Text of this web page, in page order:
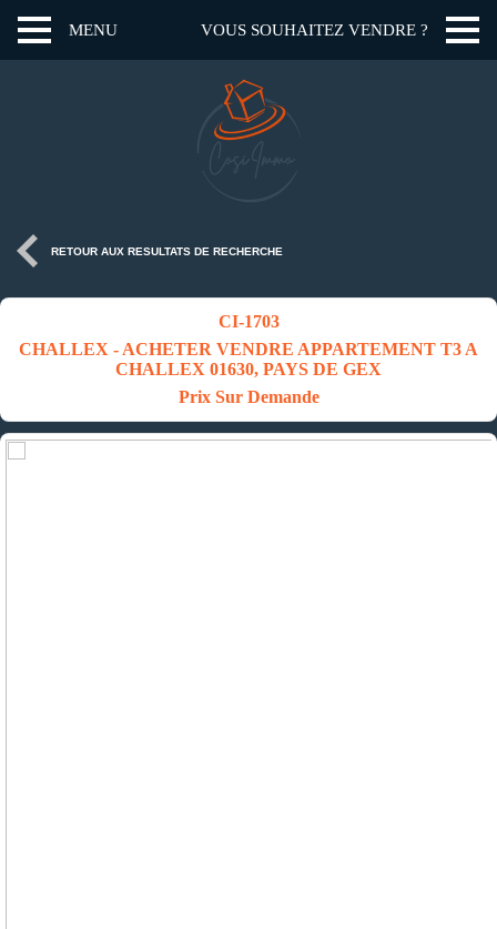
MENU VOUS SOUHAITEZ VENDRE ?
RETOUR AUX RESULTATS DE RECHERCHE
CI-1703
CHALLEX - ACHETER VENDRE APPARTEMENT T3 A
CHALLEX 01630, PAYS DE GEX
Prix Sur Demande